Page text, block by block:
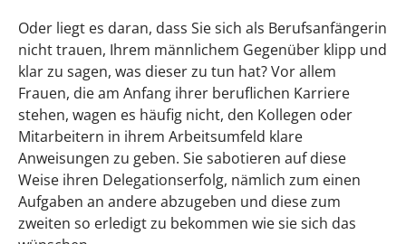
Schlussfolgerung
Sprechen Sie nicht durch die Blume, sondern
Klartext!
Warum geht Aufgabendelegation schief?
Muss-Anweisung vs. Kann-Anweisung
Keine Neuigkeit verpassen. Newsletter
abonnieren!
Oder liegt es daran, dass Sie sich als Berufsanfängerin
nicht trauen, Ihrem männlichem Gegenüber klipp und
klar zu sagen, was dieser zu tun hat? Vor allem
Frauen, die am Anfang ihrer beruflichen Karriere
stehen, wagen es häufig nicht, den Kollegen oder
Mitarbeitern in ihrem Arbeitsumfeld klare
Anweisungen zu geben. Sie sabotieren auf diese
Weise ihren Delegationserfolg, nämlich zum einen
Aufgaben an andere abzugeben und diese zum
zweiten so erledigt zu bekommen wie sie sich das